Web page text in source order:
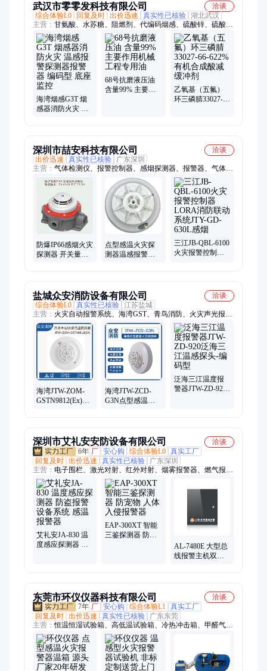
武汉市零零发科技有限公司
洽谈
综合体验L0
回复及时 出价迅速 真实性已核验 湖北武汉
主营： 甘氨酸、水苏糖、阻燃剂、代编码烟感、硫酸锌、硫酸
锆、硫酸锂、钒酸铋、硫酸锰、梅栲胶、溴氨酸、聚合物、锂电
池、牛磺酸、磷酸铁、磷酸铋、磷酸铌、碳酸镁、碳酸镍、肉桂
醛、防冻剂、磷酸铝、新癸酸、椰油胺、辛癸醇、剥色剂
海湾烟感G3T 烟
感器消防火灾 温
68号抗磨液压油
含量99% 主要作
乙氧基（五氟）
环三磷腈33027-
深圳市喆安科技有限公司
洽谈
出价迅速
真实性已核验
广东深圳
主营： 气体检测仪、报警控制器、感烟探测器、报警器、气体探
测器
防爆IP66感烟火灾
探测器 开关量型
点型感温火灾探
测器温感报警器
三江JB-QBL-6100
火灾报警控制器
盐城众安消防设备有限公司
洽谈
综合体验L0 真实性已核验 江苏盐城
主营： 火灾自动报警系统、海湾GST、青鸟消防、火灾声光报警
器、诺蒂菲尔、西门子消防、泰和安、松江云安、金鼎工业防爆
设备、火灾探测器、手动火灾报警按钮、消火栓按钮消报、消防
电话广播报警主机控制器、剩余电流电气火灾、消防电源监控、
火焰探测器、气体探测器、感温电缆、阿波罗、Apollo
海湾JTW-ZOM-
GSTN9812(Ex)本
海湾JTW-ZCD-
G3N点型感温报
泛海三江温度报
警器JTW-ZD-920
深圳市艾礼安安防设备有限公司
洽谈
6年 厂 安心购 综合体验L0 真实工厂
回复及时 出价迅速 真实性已核验
广东深圳
主营： 电子围栏、激光对射、红外对射、烟雾报警器、燃气报警
器、一键报警器、防爆报警器、防盗报警器、红外光栅、振动光
纤、张力围栏、高压电网、被动红外探测器、数字融合报警主机
艾礼安JA-830 温
度感应探测器 防
EAP-300XT 智能
三鉴探测器 防宠
AL-7480E 大型总
线报警主机双总
东莞市环仪仪器科技有限公司
洽谈
7年 厂 安心购 综合体验L1 真实工厂
回复及时 出价迅速 真实性已核验
广东东莞
主营：恒温恒湿试验箱、高低温试验箱、冷热冲击箱、甲醛气候
箱、低气压试验箱、VOC环境舱